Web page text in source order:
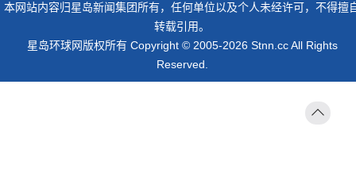
本网站内容归星岛新闻集团所有，任何单位以及个人未经许可，不得擅
转载引用。
星岛环球网版权所有 Copyright © 2005-2026 Stnn.cc All Rights
Reserved.